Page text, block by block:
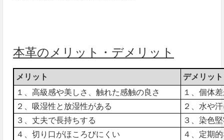
本革のメリット・デメリット
メリット
デメリット
１、高級感や美しさ、触れた感触の良さ
１、個体
２、吸湿性と放湿性がある
２、水や
３、丈夫で長持ちする
３、染色
４、切り口がほころびにくい
４、定期